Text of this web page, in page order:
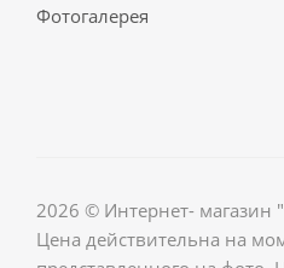
Фотогалерея
2026 © Интернет- магазин
Цена действительна на